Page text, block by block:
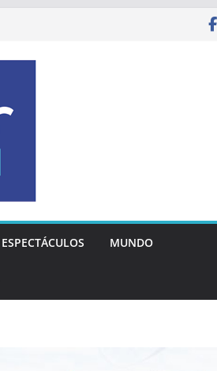
ESPECTÁCULOS MUNDO